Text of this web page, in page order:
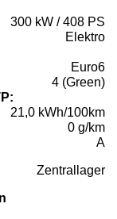
300 kW / 408 PS
Elektro
Euro6
4 (Green)
21,0 kWh/100km
0 g/km
A
Zentrallager